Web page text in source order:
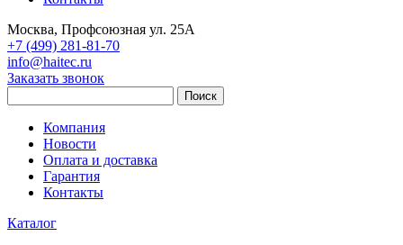
Москва, Профсоюзная ул. 25А
+7 (499) 281-81-70
info@haitec.ru
Заказать звонок
Поиск
Компания
Новости
Оплата и доставка
Гарантия
Контакты
Каталог